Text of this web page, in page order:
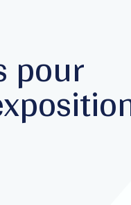
pour